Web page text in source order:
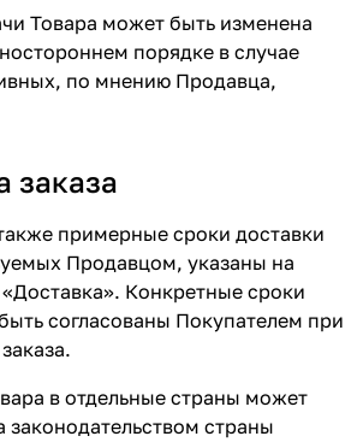
Товара может быть изменена
порядке в случае
по мнению Продавца,
заказа
примерные сроки доставки
Продавцом, указаны на
«Доставка». Конкретные сроки
согласованы Покупателем при
в отдельные страны может
законодательством страны